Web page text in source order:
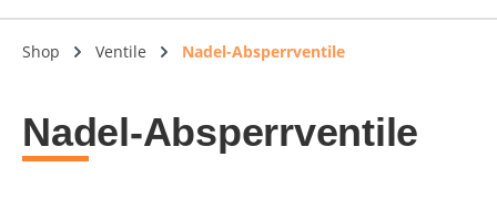
Shop Ventile Nadel-Absperrventile
Nadel-Absperrventile